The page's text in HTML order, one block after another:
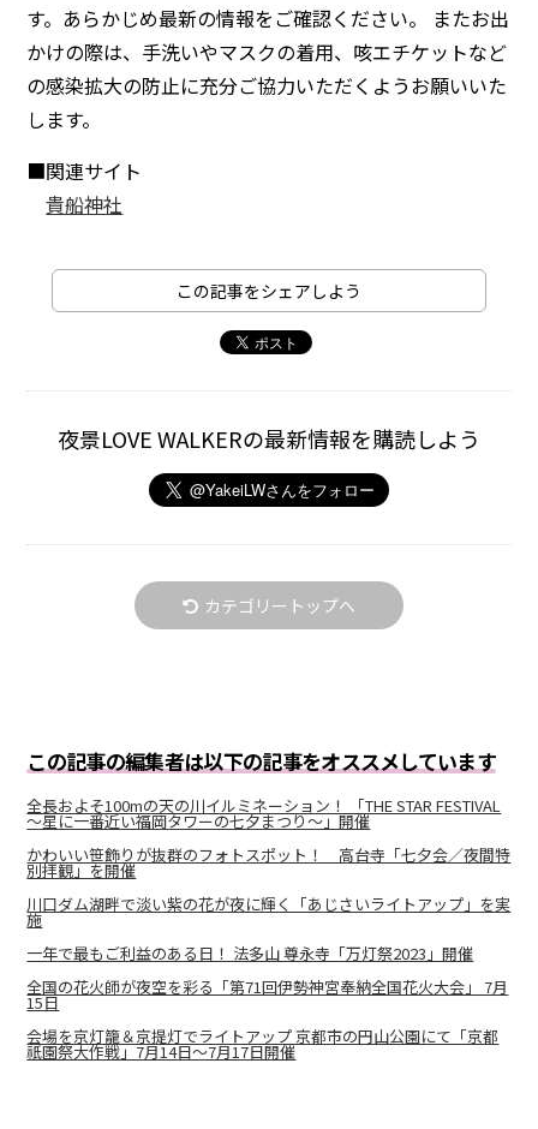
す。あらかじめ最新の情報をご確認ください。 またお出
かけの際は、手洗いやマスクの着用、咳エチケットなど
の感染拡大の防止に充分ご協力いただくようお願いいた
します。
■関連サイト
貴船神社
この記事をシェアしよう
夜景LOVE WALKERの最新情報を購読しよう
カテゴリートップへ
この記事の編集者は以下の記事をオススメしています
全長およそ100mの天の川イルミネーション！ 「THE STAR FESTIVAL
～星に一番近い福岡タワーの七夕まつり～」開催
かわいい笹飾りが抜群のフォトスポット！ 高台寺「七夕会／夜間特
別拝観」を開催
川口ダム湖畔で淡い紫の花が夜に輝く「あじさいライトアップ」を実
施
一年で最もご利益のある日！ 法多山 尊永寺「万灯祭2023」開催
全国の花火師が夜空を彩る「第71回伊勢神宮奉納全国花火大会」 7月
15日
会場を京灯籠＆京提灯でライトアップ 京都市の円山公園にて「京都
祇園祭大作戦」7月14日～7月17日開催